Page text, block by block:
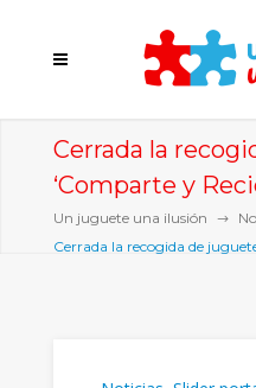
Cerrada la
‘Comparte y
Un juguete una ilusión
Cerrada la recogida de